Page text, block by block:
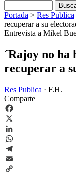
Portada > Res Publica
recuperar a su
Entrevista a Mikel
´Rajoy no ha
recuperar a
Res Publica · F.H.
Comparte
Facebook
X
LinkedIn
WhatsApp
Telegram
Email